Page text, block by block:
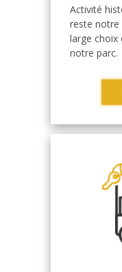
Activité
reste notre
large choix
notre parc.